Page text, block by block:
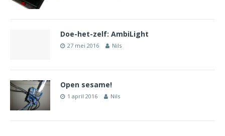
Doe-het-zelf: AmbiLight
27 mei 2016 Nils
Open sesame!
1 april 2016 Nils